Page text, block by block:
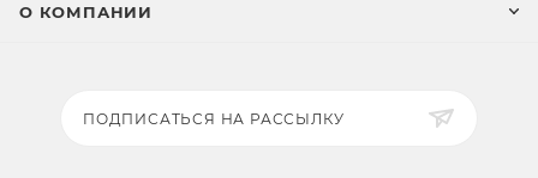
О КОМПАНИИ
ПОДПИСАТЬСЯ НА РАССЫЛКУ